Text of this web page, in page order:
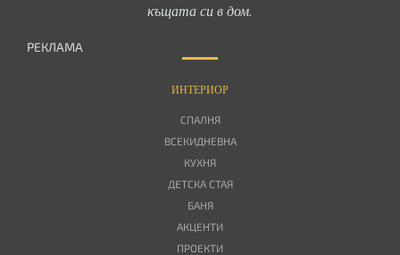
къщата си в дом.
РЕКЛАМА
ИНТЕРИОР
СПАЛНЯ
ВСЕКИДНЕВНА
КУХНЯ
ДЕТСКА СТАЯ
БАНЯ
АКЦЕНТИ
ПРОЕКТИ